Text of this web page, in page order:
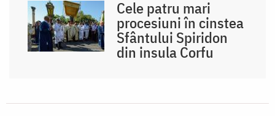
Cele patru mari
procesiuni în cinstea
Sfântului Spiridon
din insula Corfu